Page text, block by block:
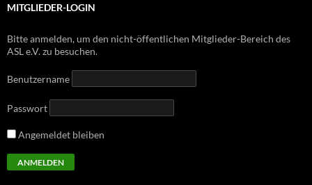
MITGLIEDER-LOGIN
Bitte anmelden, um den nicht-öffentlichen Mitglieder-Bereich des
ASL e.V. zu besuchen.
Benutzername
Passwort
Angemeldet bleiben